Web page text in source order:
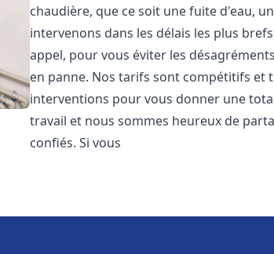
chaudière, que ce soit une fuite d'eau,
intervenons dans les délais les plus
appel, pour vous éviter les
en panne. Nos tarifs sont compétitifs et
interventions pour vous donner une
travail et nous sommes heureux de
confiés. Si vous